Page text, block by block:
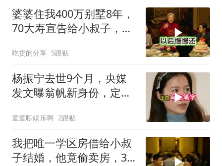
婆婆住我400万别墅8年，
70大寿宣告给小叔子，
吃货的分享 5跟贴
杨振宁去世9个月，央媒
发文曝翁帆新身份，定居
童童聊娱乐啊 2跟贴
我把唯一学区房借给小叔
子结婚，他竟偷卖房，3